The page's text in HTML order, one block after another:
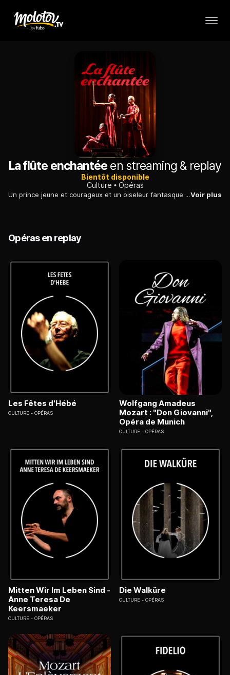
La flûte enchantée en streaming & replay
Bientôt disponible
Culture
Opéras
Un prince jeune et courageux et un oiseleur fantasque partent à la recherche d'une princesse enlevée par un mauvais génie. Mais les apparences sont parfois trompeuses.Voir plus
Opéras en replay
Les Fêtes d'Hébé
CULTURE OPÉRAS
Wolfgang Amadeus
Mozart : "Don Giovanni",
Opéra de Munich
CULTURE OPÉRAS
Mitten Wir Im Leben Sind -
Anne Teresa De
Keersmaeker
CULTURE OPÉRAS
Die Walküre
CULTURE OPÉRAS